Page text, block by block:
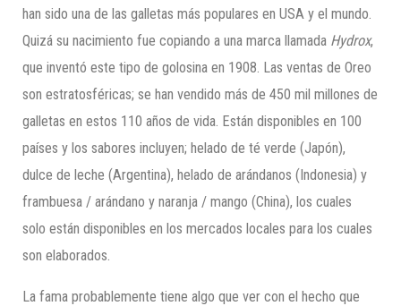
han sido una de las galletas más populares en USA y el mundo.
Quizá su nacimiento fue copiando a una marca llamada Hydrox,
que inventó este tipo de golosina en 1908. Las ventas de Oreo
son estratosféricas; se han vendido más de 450 mil millones de
galletas en estos 110 años de vida. Están disponibles en 100
países y los sabores incluyen; helado de té verde (Japón),
dulce de leche (Argentina), helado de arándanos (Indonesia) y
frambuesa / arándano y naranja / mango (China), los cuales
solo están disponibles en los mercados locales para los cuales
son elaborados.
La fama probablemente tiene algo que ver con el hecho que